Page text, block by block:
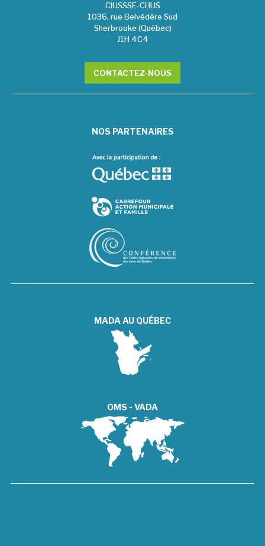
CIUSSSE-CHUS
1036, rue Belvédère Sud
Sherbrooke (Québec)
J1H 4C4
CONTACTEZ-NOUS
NOS PARTENAIRES
MADA AU QUÉBEC
OMS - VADA